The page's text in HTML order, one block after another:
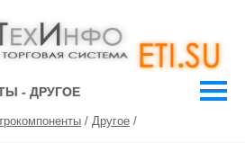
- ДРУГОЕ
/ Другое /